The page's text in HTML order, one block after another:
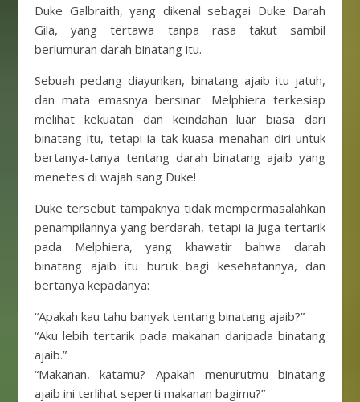
Duke Galbraith, yang dikenal sebagai Duke Darah
Gila, yang tertawa tanpa rasa takut sambil
berlumuran darah binatang itu.
Sebuah pedang diayunkan, binatang ajaib itu jatuh,
dan mata emasnya bersinar. Melphiera terkesiap
melihat kekuatan dan keindahan luar biasa dari
binatang itu, tetapi ia tak kuasa menahan diri untuk
bertanya-tanya tentang darah binatang ajaib yang
menetes di wajah sang Duke!
Duke tersebut tampaknya tidak mempermasalahkan
penampilannya yang berdarah, tetapi ia juga tertarik
pada Melphiera, yang khawatir bahwa darah
binatang ajaib itu buruk bagi kesehatannya, dan
bertanya kepadanya:
“Apakah kau tahu banyak tentang binatang ajaib?”
“Aku lebih tertarik pada makanan daripada binatang
ajaib.”
“Makanan, katamu? Apakah menurutmu binatang
ajaib ini terlihat seperti makanan bagimu?”